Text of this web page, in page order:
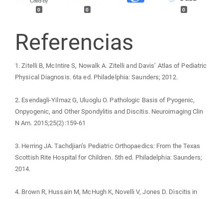
0 0 0
Referencias
1. Zitelli B, McIntire S, Nowalk A. Zitelli and Davis’ Atlas of Pediatric
Physical Diagnosis. 6ta ed. Philadelphia: Saunders; 2012.
2. Esendagli-Yilmaz G, Uluoglu O. Pathologic Basis of Pyogenic,
Onpyogenic, and Other Spondylitis and Discitis. Neuroimaging Clin
N Am. 2015;25(2):159-61
3. Herring JA. Tachdjian’s Pediatric Orthopaedics: From the Texas
Scottish Rite Hospital for Children. 5th ed. Philadelphia: Saunders;
2014.
4. Brown R, Hussain M, McHugh K, Novelli V, Jones D. Discitis in